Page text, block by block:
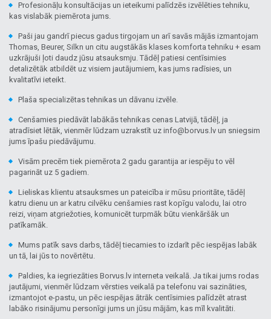
Profesionāļu konsultācijas un ieteikumi palīdzēs izvēlēties tehniku,
kas vislabāk piemērota jums.
Paši jau gandrī piecus gadus tirgojam un arī savās mājās izmantojam
Thomas, Beurer, Silkn un citu augstākās klases komforta tehniku + esam
uzkrājuši ļoti daudz jūsu atsauksmju. Tādēļ patiesi centīsimies
detalizētāk atbildēt uz visiem jautājumiem, kas jums radīsies, un
kvalitatīvi ieteikt.
Plaša specializētas tehnikas un dāvanu izvēle.
Cenšamies piedāvāt labākās tehnikas cenas Latvijā, tādēļ, ja
atradīsiet lētāk, vienmēr lūdzam uzrakstīt uz info@borvus.lv un sniegsim
jums īpašu piedāvājumu.
Visām precēm tiek piemērota 2 gadu garantija ar iespēju to vēl
pagarināt uz 5 gadiem.
Lieliskas klientu atsauksmes un pateicība ir mūsu prioritāte, tādēļ
katru dienu un ar katru cilvēku cenšamies rast kopīgu valodu, lai otro
reizi, viņam atgriežoties, komunicēt turpmāk būtu vienkāršāk un
patīkamāk.
Mums patīk savs darbs, tādēļ tiecamies to izdarīt pēc iespējas labāk
un tā, lai jūs to novērtētu.
Paldies, ka iegriezāties Borvus.lv interneta veikalā. Ja tikai jums rodas
jautājumi, vienmēr lūdzam vērsties veikalā pa telefonu vai sazināties,
izmantojot e-pastu, un pēc iespējas ātrāk centīsimies palīdzēt atrast
labāko risinājumu personīgi jums un jūsu mājām, kas mīl kvalitāti.